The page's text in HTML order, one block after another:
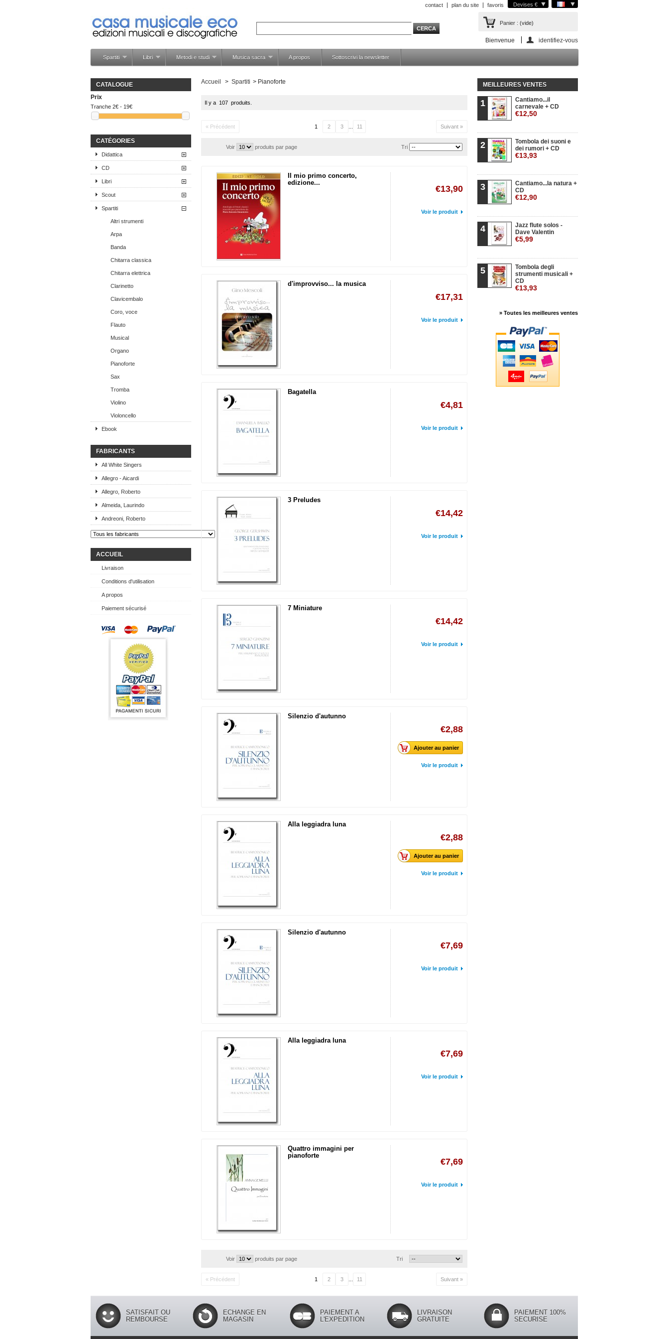
Devises €
contact plan du site favoris
Panier : (vide)
Bienvenue identifiez-vous
Spartiti Libri Metodi e studi Musica sacra A propos Sottoscrivi la newsletter
CATALOGUE
Prix
Tranche 2€ - 19€
CATÉGORIES
Didattica
CD
Libri
Scout
Spartiti
Altri strumenti
Arpa
Banda
Chitarra classica
Chitarra elettrica
Clarinetto
Clavicembalo
Coro, voce
Flauto
Musical
Organo
Pianoforte
Sax
Tromba
Violino
Violoncello
Ebook
FABRICANTS
All White Singers
Allegro - Aicardi
Allegro, Roberto
Almeida, Laurindo
Andreoni, Roberto
ACCUEIL
Livraison
Conditions d'utilisation
A propos
Paiement sécurisé
Accueil > Spartiti > Pianoforte
Il y a 107 produits.
« Précédent 1 2 3 11 Suivant »
Tri
Voir produits par page
Il mio primo concerto,
edizione...
€13,90
Voir le produit
d'improvviso... la musica
€17,31
Voir le produit
Bagatella
€4,81
Voir le produit
3 Preludes
€14,42
Voir le produit
7 Miniature
€14,42
Voir le produit
Silenzio d'autunno
€2,88
Ajouter au panier
Voir le produit
Alla leggiadra luna
€2,88
Ajouter au panier
Voir le produit
Silenzio d'autunno
€7,69
Voir le produit
Alla leggiadra luna
€7,69
Voir le produit
Quattro immagini per
pianoforte
€7,69
Voir le produit
Tri
Voir produits par page
« Précédent 1 2 3 11 Suivant »
MEILLEURES VENTES
1
Cantiamo...il
carnevale + CD
€12,50
2
Tombola dei suoni e
dei rumori + CD
€13,93
3
Cantiamo...la natura +
CD
€12,90
4
Jazz flute solos -
Dave Valentin
€5,99
5
Tombola degli
strumenti musicali +
CD
€13,93
» Toutes les meilleures ventes
SATISFAIT OU
REMBOURSE
ECHANGE EN
MAGASIN
PAIEMENT A
L'EXPEDITION
LIVRAISON
GRATUITE
PAIEMENT 100%
SECURISE